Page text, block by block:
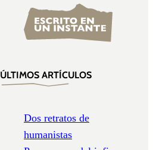
ÚLTIMOS ARTÍCULOS
Dos retratos de
humanistas